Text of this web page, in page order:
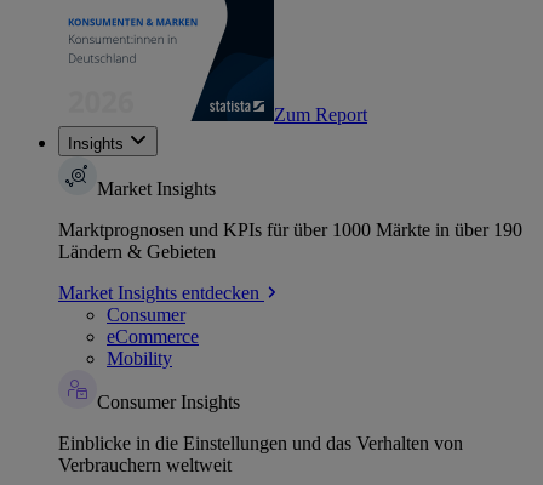
Zum Report
Insights
Market Insights
Marktprognosen und KPIs für über 1000 Märkte in über 190
Ländern & Gebieten
Market Insights entdecken
Consumer
eCommerce
Mobility
Consumer Insights
Einblicke in die Einstellungen und das Verhalten von
Verbrauchern weltweit